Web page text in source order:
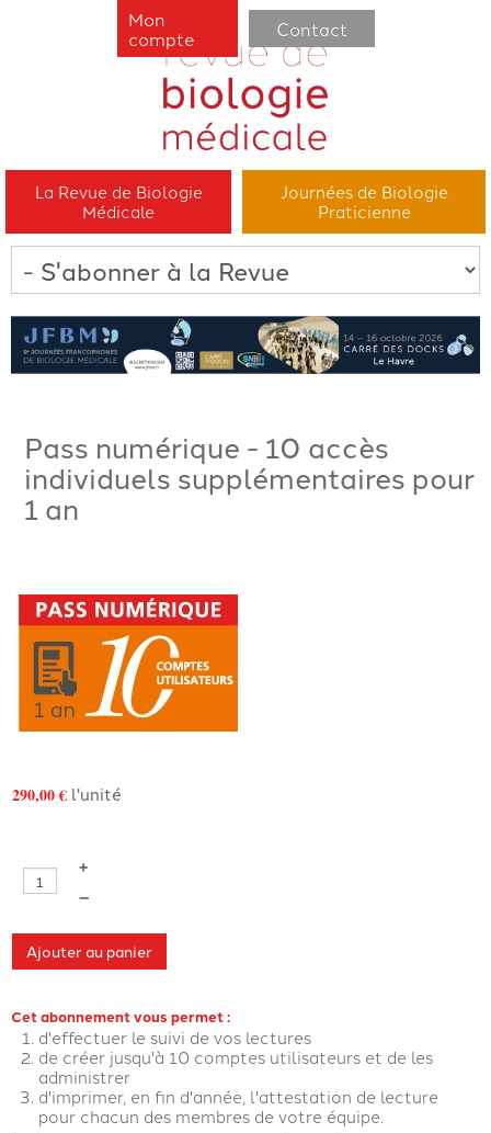
La Revue de Biologie
Médicale
Journées de Biologie
Praticienne
Mon
compte
Contact
Pass numérique - 10 accès
individuels supplémentaires pour
1 an
290,00 € l'unité
+
–
Ajouter au panier
Cet abonnement vous permet :
d'effectuer le suivi de vos lectures
de créer jusqu'à 10 comptes utilisateurs et de les
administrer
d'imprimer, en fin d'année, l'attestation de lecture
pour chacun des membres de votre équipe.